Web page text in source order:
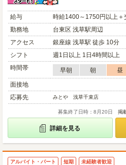
給与
時給1400～1750円以上＋
勤務地
台東区 浅草駅周辺
アクセス
銀座線 浅草駅 徒歩 10分
シフト
週1日以上 1日4時間以上
時間帯
早朝 朝 昼
面接地
応募先
みとや 浅草千束店
募集終了日時：8月20日 掲
詳細を見る
アルバイト・パート 短期 未経験者歓迎